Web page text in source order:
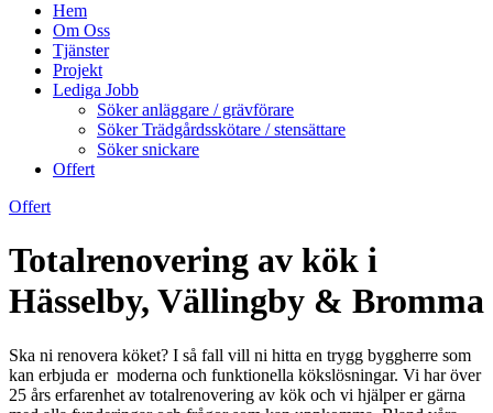
Hem
Om Oss
Tjänster
Projekt
Lediga Jobb
Söker anläggare / grävförare
Söker Trädgårdsskötare / stensättare
Söker snickare
Offert
Offert
Totalrenovering av kök i
Hässelby, Vällingby & Bromma
Ska ni renovera köket? I så fall vill ni hitta en trygg byggherre som
kan erbjuda er moderna och funktionella kökslösningar. Vi har över
25 års erfarenhet av totalrenovering av kök och vi hjälper er gärna